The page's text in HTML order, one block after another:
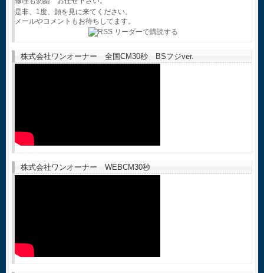
是非、1度、顔を見に来てください。
メールやコメントもお待ちしてます。
株式会社ワンオーナー 全国CM30秒 BSフジver.
株式会社ワンオーナー WEBCM30秒